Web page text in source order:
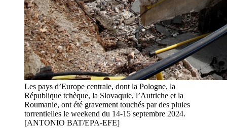
Les pays d’Europe centrale, dont la Pologne, la
République tchèque, la Slovaquie, l’Autriche et la
Roumanie, ont été gravement touchés par des pluies
torrentielles le weekend du 14-15 septembre 2024.
[ANTONIO BAT/EPA-EFE]